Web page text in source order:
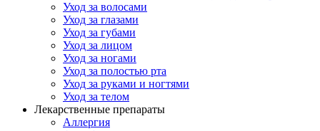
Уход за волосами
Уход за глазами
Уход за губами
Уход за лицом
Уход за ногами
Уход за полостью рта
Уход за руками и ногтями
Уход за телом
Лекарственные препараты
Аллергия